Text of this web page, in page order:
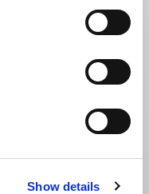
Show details